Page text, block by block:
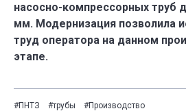
насосно-компрессорных труб
мм. Модернизация позволила
труд оператора на данном
этапе.
#ПНТЗ #трубы #Производство